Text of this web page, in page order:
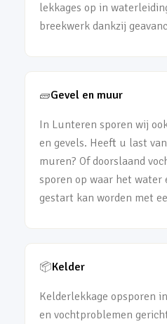
lekkages op in
breekwerk dankzij
🧱Gevel en muur
In Lunteren sporen wij
en gevels. Heeft u last
muren? Of doorslaand
sporen op waar het water
gestart kan worden met
📦Kelder
Kelderlekkage opsporen
en vochtproblemen